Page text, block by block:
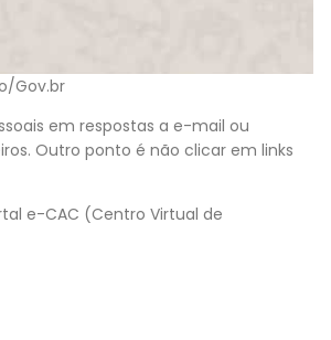
Gov.br
em respostas a e-mail ou
Outro ponto é não clicar em links
e-CAC (Centro Virtual de